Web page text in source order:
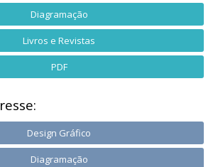
Diagramação
Livros e Revistas
PDF
Design Gráfico
Diagramação